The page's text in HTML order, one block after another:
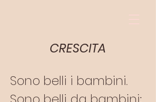
CRESCITA
Sono belli i bambini.